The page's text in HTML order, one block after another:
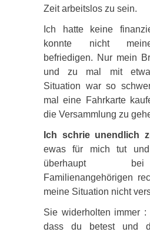
Zeit arbeitslos zu sein.
Ich hatte keine
konnte nicht
befriedigen. Nur mein
und zu mal mit
Situation war so
mal eine Fahrkarte
die Versammlung zu
Ich schrie unendlich
ewas für mich tut
überhaupt
Familienangehörigen
meine Situation nicht
Sie widerholten immer
dass du betest und